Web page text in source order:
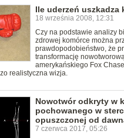
Ile uderzeń uszkadza
18 września 2008, 12:31
Czy na podstawie analizy
zdrowej komórce można
prawdopodobieństwo, że
transformację
amerykańskiego Fox
realistyczna wizja.
Nowotwór odkryty w
pochowanego w
opuszczonej od
7 czerwca 2017, 05:26